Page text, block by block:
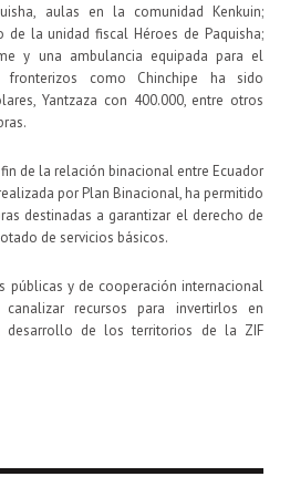
aulas en la comunidad Kenkuin;
de la unidad fiscal Héroes de Paquisha;
y una ambulancia equipada para el
fronterizos como Chinchipe ha sido
Yantzaza con 400.000, entre otros
de la relación binacional entre Ecuador
por Plan Binacional, ha permitido
destinadas a garantizar el derecho de
de servicios básicos.
públicas y de cooperación internacional
recursos para invertirlos en
desarrollo de los territorios de la ZIF